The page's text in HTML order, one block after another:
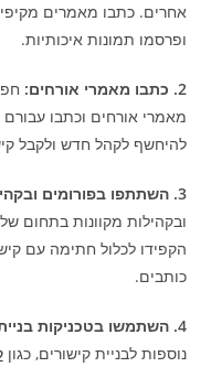
אחרים. כתבו מאמרים
ופרסמו תמונות איכותיות.
2. כתבו מאמרי אורחים:
מאמרי אורחים וכתבו
להיחשף לקהל חדש ולקבל
3. השתתפו בפורומים ובקהילות מקוונות:
ובקהילות מקוונות בתחום
הקפידו לכלול חתימה עם
כותבים.
4. השתמשו בטכניקות בניית קישורים נוספות:
נוספות לבניית קישורים, כגון